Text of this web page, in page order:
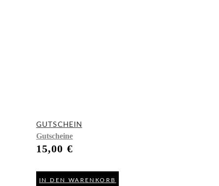
GUTSCHEIN
Gutscheine
15,00 €
IN DEN WARENKORB